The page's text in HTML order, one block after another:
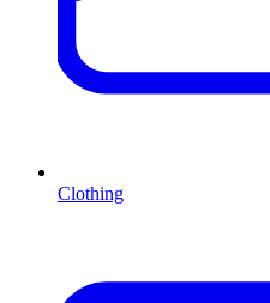
Clothing